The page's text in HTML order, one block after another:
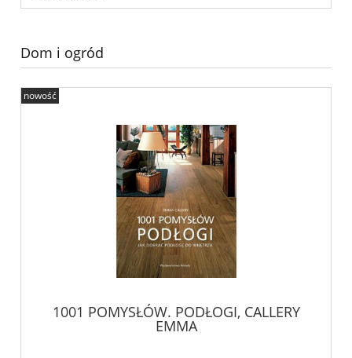
Dom i ogród
1001 POMYSŁÓW. PODŁOGI, CALLERY
EMMA
nowość